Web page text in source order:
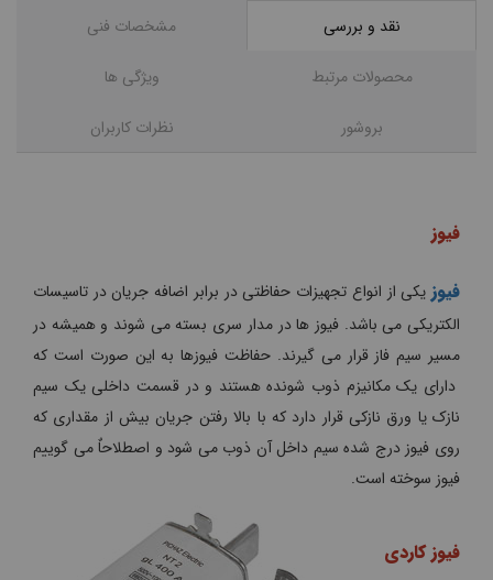
نقد و بررسی مشخصات فنی
محصولات مرتبط ویژگی ها
بروشور نظرات کاربران
فیوز
فیوز یکی از انواع تجهیزات حفاظتی در برابر اضافه جریان در تاسیسات
الکتریکی می باشد. فیوز ها در مدار سری بسته می شوند و همیشه در
مسیر سیم فاز قرار می گیرند. حفاظت فیوزها به این صورت است که
دارای یک مکانیزم ذوب شونده هستند و در قسمت داخلی یک سیم
نازک یا ورق نازکی قرار دارد که با بالا رفتن جریان بیش از مقداری که
روی فیوز درج شده سیم داخل آن ذوب می شود و اصطلاحاٌ می گوییم
فیوز سوخته است.
فیوز کاردی